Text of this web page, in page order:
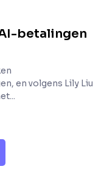
betalingen
en volgens Lily Liu